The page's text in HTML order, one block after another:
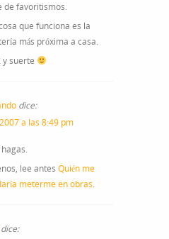
de favoritismos.
que funciona es la
más próxima a casa.
y suerte
dice:
a las 8:49 pm
lee antes Quién me
meterme en obras.
dice: